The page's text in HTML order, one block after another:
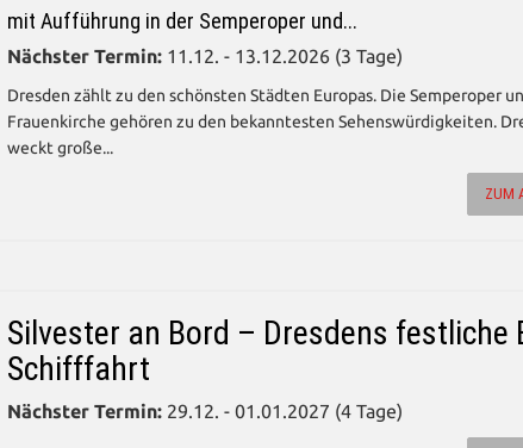
mit Aufführung in der Semperoper und...
Nächster Termin: 11.12. - 13.12.2026 (3 Tage)
Dresden zählt zu den schönsten Städten Europas. Die Semperoper
Frauenkirche gehören zu den bekanntesten Sehenswürdigkeiten.
weckt große...
ZUM
Silvester an Bord – Dresdens festliche
Schifffahrt
Nächster Termin: 29.12. - 01.01.2027 (4 Tage)